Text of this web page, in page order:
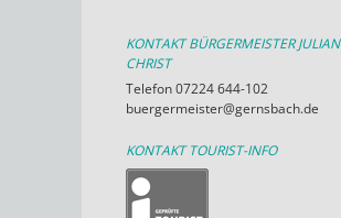
KONTAKT BÜRGERMEISTER JULIAN
CHRIST
Telefon 07224 644-102
buergermeister@gernsbach.de
KONTAKT TOURIST-INFO